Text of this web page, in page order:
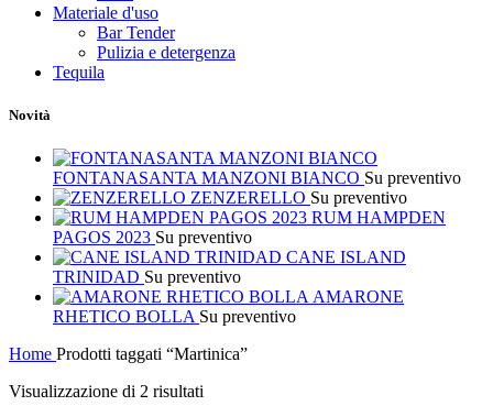
Materiale d'uso
Bar Tender
Pulizia e detergenza
Tequila
Novità
FONTANASANTA MANZONI BIANCO Su preventivo
ZENZERELLO Su preventivo
RUM HAMPDEN
PAGOS 2023 Su preventivo
CANE ISLAND
TRINIDAD Su preventivo
AMARONE
RHETICO BOLLA Su preventivo
Home Prodotti taggati “Martinica”
Visualizzazione di 2 risultati